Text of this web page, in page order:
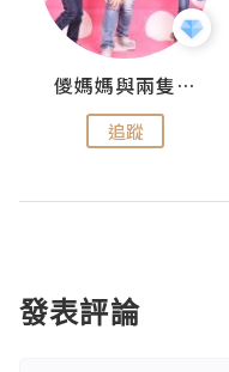
儍媽媽與兩隻小魔怪之家
追蹤
發表評論